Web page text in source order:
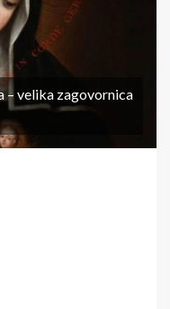
– velika zagovornica